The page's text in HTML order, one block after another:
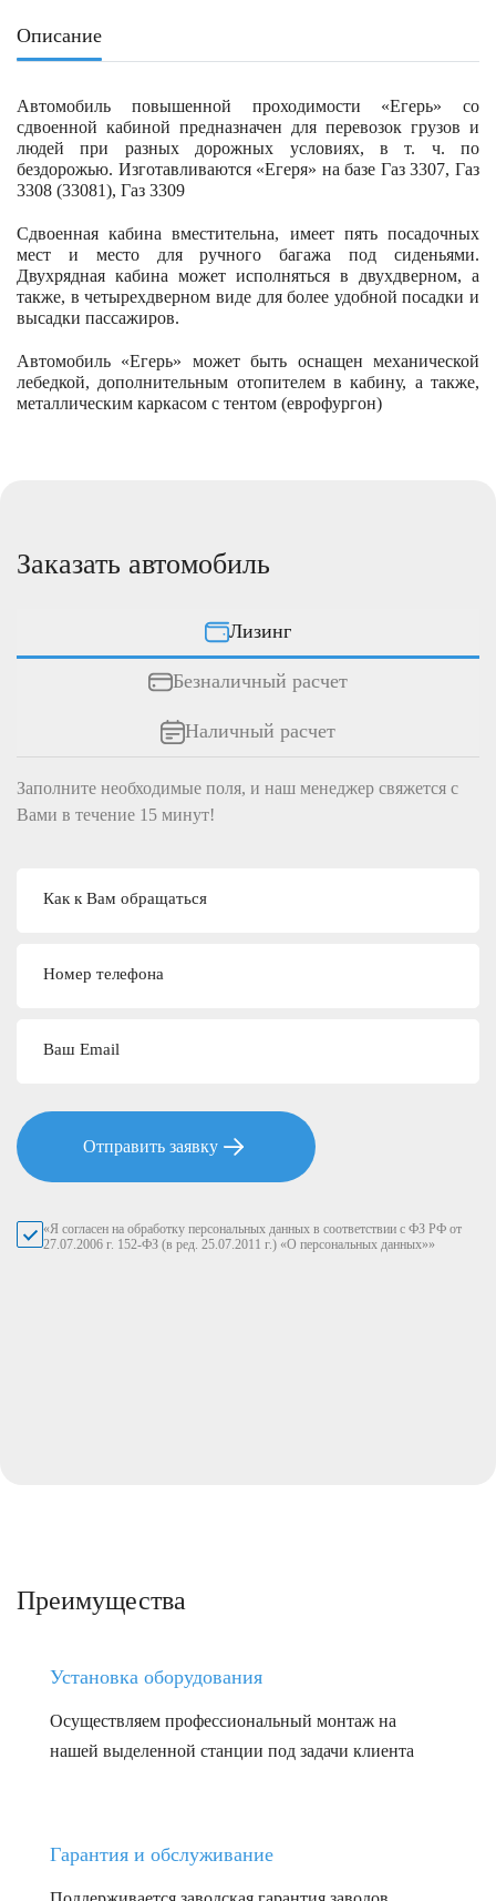
Описание
Автомобиль повышенной проходимости «Егерь» со
сдвоенной кабиной предназначен для перевозок грузов и
людей при разных дорожных условиях, в т. ч. по
бездорожью. Изготавливаются «Егеря» на базе Газ 3307, Газ
3308 (33081), Газ 3309
Сдвоенная кабина вместительна, имеет пять посадочных
мест и место для ручного багажа под сиденьями.
Двухрядная кабина может исполняться в двухдверном, а
также, в четырехдверном виде для более удобной посадки и
высадки пассажиров.
Автомобиль «Егерь» может быть оснащен механической
лебедкой, дополнительным отопителем в кабину, а также,
металлическим каркасом с тентом (еврофургон)
Заказать автомобиль
Лизинг
Безналичный расчет
Наличный расчет
Заполните необходимые поля, и наш менеджер свяжется c
Вами в течение 15 минут!
Как к Вам обращаться
Номер телефона
Ваш Email
Отправить заявку
«Я согласен на обработку персональных данных в соответствии с ФЗ РФ от
27.07.2006 г. 152-ФЗ (в ред. 25.07.2011 г.) «О персональных данных»»
Преимущества
Установка оборудования
Осуществляем профессиональный монтаж на
нашей выделенной станции под задачи клиента
Гарантия и обслуживание